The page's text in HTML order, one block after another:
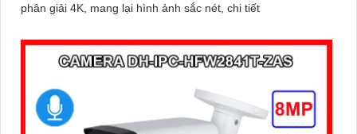
phân giải 4K, mang lại hình ảnh sắc nét, chi tiết